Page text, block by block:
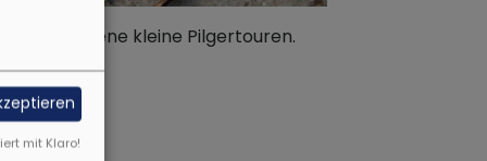
für eigene kleine Pilgertouren.
mit Klaro!